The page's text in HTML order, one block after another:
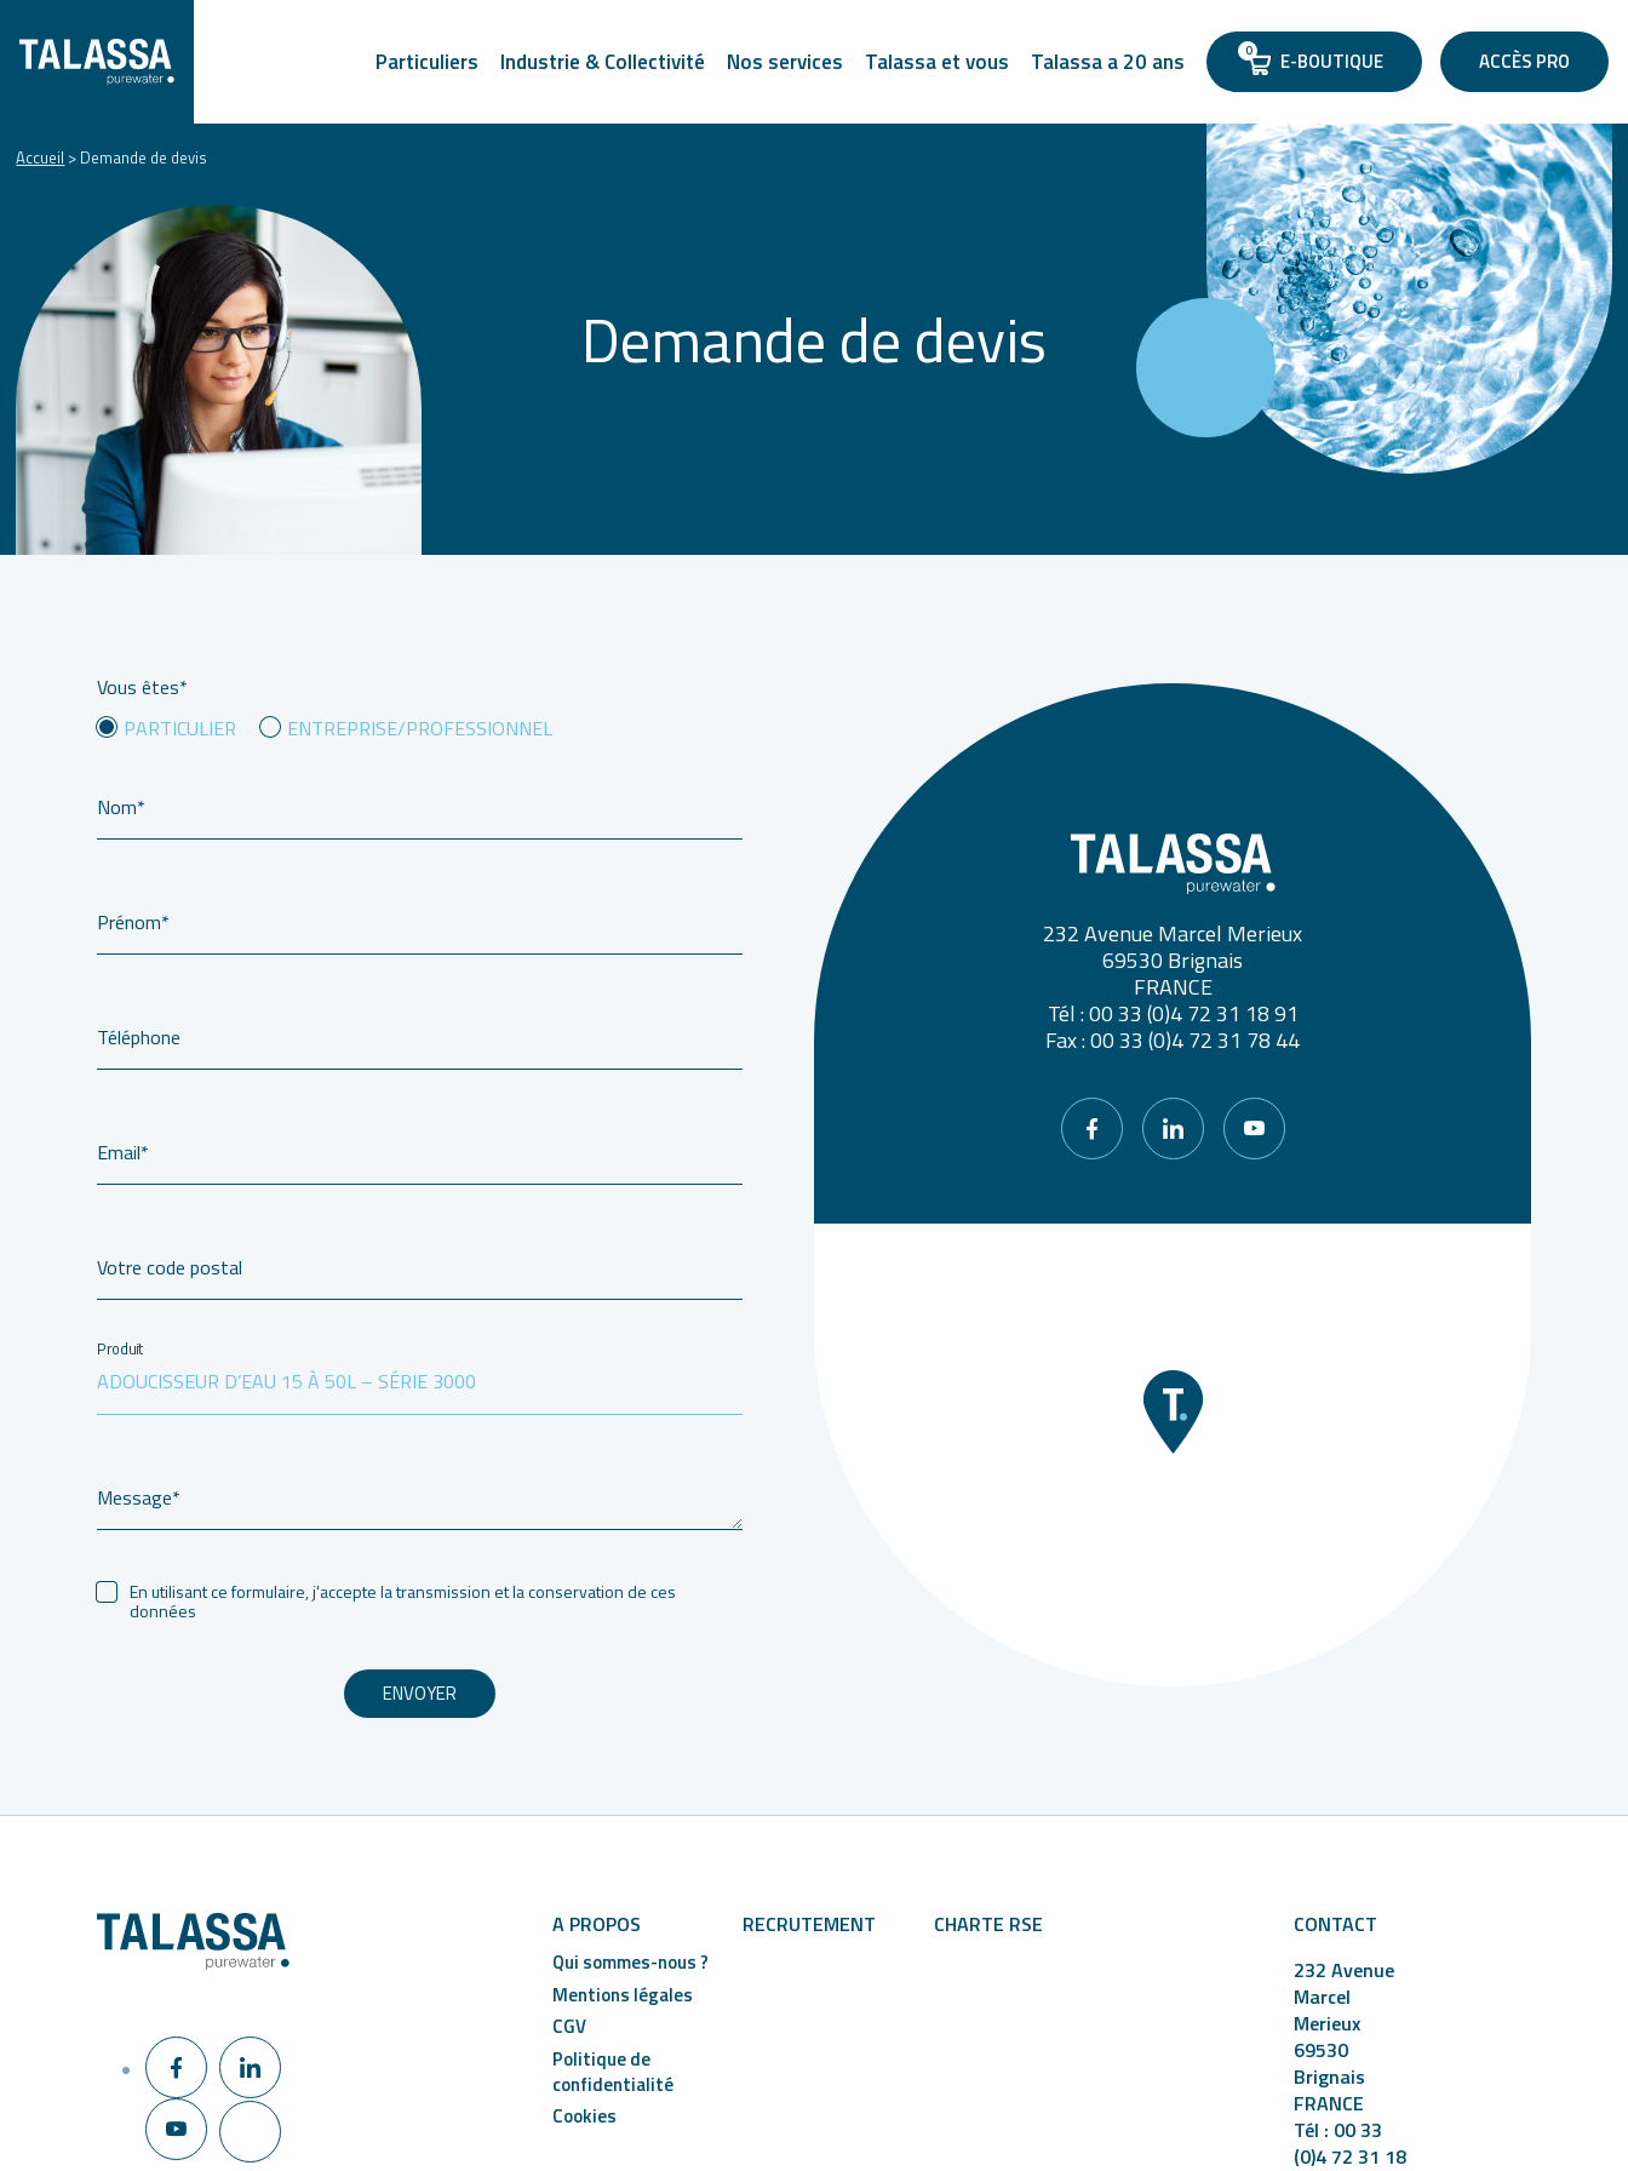
Particuliers Industrie & Collectivité Nos services Talassa et vous Talassa a 20 ans 0 E-BOUTIQUE ACCÈS PRO
Demande de devis
Accueil > Demande de devis
Vous êtes*
PARTICULIER
ENTREPRISE/PROFESSIONNEL
Nom*
Prénom*
Téléphone
Email*
Votre code postal
Produit
Message*
En utilisant ce formulaire, j'accepte la transmission et la conservation de ces
données
232 Avenue Marcel Merieux
69530 Brignais
FRANCE
Tél : 00 33 (0)4 72 31 18 91
Fax : 00 33 (0)4 72 31 78 44
A PROPOS
Qui sommes-nous ?
Mentions légales
CGV
Politique de
confidentialité
Cookies
RECRUTEMENT CHARTE RSE
CONTACT
232 Avenue
Marcel
Merieux
69530
Brignais
FRANCE
Tél : 00 33
(0)4 72 31 18